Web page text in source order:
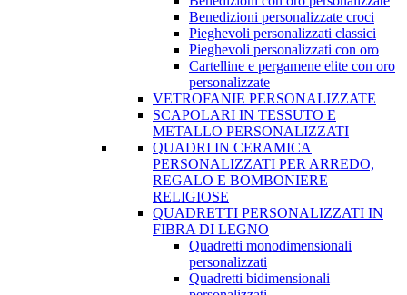
Benedizioni personalizzate croci
Pieghevoli personalizzati classici
Pieghevoli personalizzati con oro
Cartelline e pergamene elite con oro
personalizzate
VETROFANIE PERSONALIZZATE
SCAPOLARI IN TESSUTO E
METALLO PERSONALIZZATI
QUADRI IN CERAMICA
PERSONALIZZATI PER ARREDO,
REGALO E BOMBONIERE
RELIGIOSE
QUADRETTI PERSONALIZZATI IN
FIBRA DI LEGNO
Quadretti monodimensionali
personalizzati
Quadretti bidimensionali